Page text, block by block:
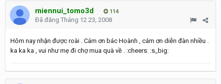
miennui_tomo3d 114
Đã đăng Tháng 12 23, 2008
Hôm nay nhận được roài . Cám ơn bác Hoành , cám ơn diễn đàn nhiều .
ka ka ka , vui như mẹ đi chợ mua quà về . :cheers: :s_big: